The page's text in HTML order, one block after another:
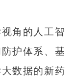
角的人工智
护体系、基
数据的新药